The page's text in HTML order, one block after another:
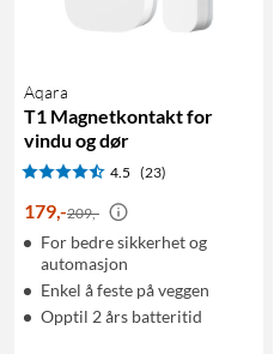
Aqara
T1 Magnetkontakt for
vindu og dør
4.5 (23)
179,-209,-
For bedre sikkerhet og
automasjon
Enkel å feste på veggen
Opptil 2 års batteritid